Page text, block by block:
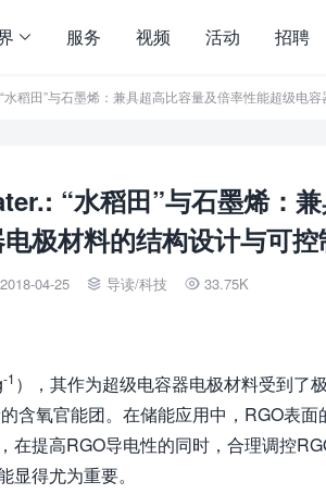
服务 视频 活动 招聘
水稻田”与石墨烯：兼具超高比容量及倍率性能超级电
“水稻田”与石墨烯：
极材料的结构设计与可控
2018-04-25  导读/科技  33.75K
-1 ），其作为超级电容器电极材料受到了
含氧官能团。在储能应用中，RGO表
在提高RGO导电性的同时，合理调控
得尤为重要。